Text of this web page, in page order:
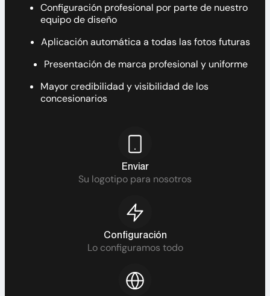
Configuración profesional por parte de nuestro
equipo de diseño
Aplicación automática a todas las fotos futuras
Presentación de marca profesional y uniforme
Mayor credibilidad y visibilidad de los
concesionarios
Enviar
Su logotipo para nosotros
Configuración
Lo configuramos todo